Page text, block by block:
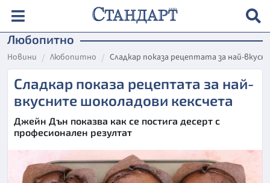
Любопитно
Новини Любопитно Сладкар показа рецептата за най-
Сладкар показа рецептата за най-
вкусните шоколадови кексчета
Джейн Дън показва как се постига десерт с
професионален резултат